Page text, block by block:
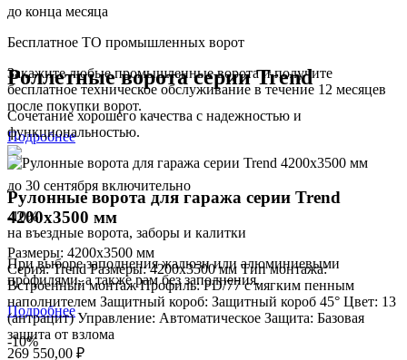
до конца месяца
Бесплатное ТО промышленных ворот
Закажите любые промышленные ворота и получите
бесплатное техническое обслуживание в течение 12 месяцев
после покупки ворот.
Подробнее
до 30 сентября включительно
-10%
на въездные ворота, заборы и калитки
При выборе заполнения жалюзи или алюминиевыми
профилями, а также рам без заполнения.
Подробнее
-10%
Роллетные ворота серии Trend
Cочетание хорошего качества с надежностью и
функциональностью.
Рулонные ворота для гаража серии Trend
4200x3500 мм
Размеры: 4200x3500 мм
Серия: Trend Размеры: 4200x3500 мм Тип монтажа:
Встроенный монтаж Профиль: PD/77 c мягким пенным
наполнителем Защитный короб: Защитный короб 45° Цвет: 13
(антрацит) Управление: Автоматическое Защита: Базовая
защита от взлома
269 550,00 ₽